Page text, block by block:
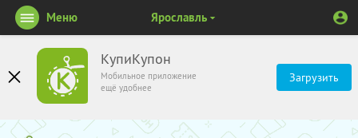
КупиКупон
Мобильное приложение
ещё удобнее
Загрузить
Меню Ярославль